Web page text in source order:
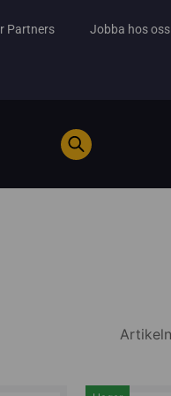
Partners Jobba hos oss